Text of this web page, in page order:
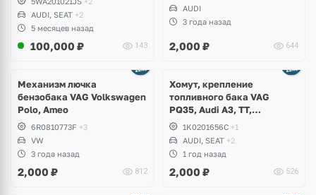
AUDI, SEAT +2
5 месяцев назад
100,000 ₽ 143
AUDI
3 года назад
2,000 ₽ 644
Механизм лючка
бензобака VAG Volkswagen
Polo, Ameo
6R0810773F +3
VW
3 года назад
2,000 ₽ 812
Хомут, крепление
топливного бака VAG
PQ35, Audi A3, TT,
Volkswagen Golf V, VI, Plus,
Jetta, Scirocco, Eos, Beetle,
Skoda Octavia A5 RS, Seat
Leon, Altea
1K0201656C +1
AUDI, SEAT +2
1 год назад
2,000 ₽ 526